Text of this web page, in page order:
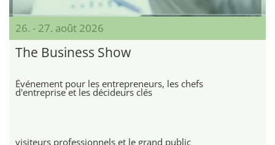
26. - 27. août 2026
The Business Show
Événement pour les entrepreneurs, les chefs
d'entreprise et les décideurs clés
visiteurs professionnels et le grand public